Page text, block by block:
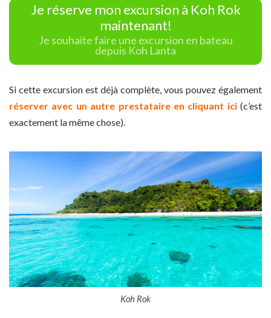
Je réserve mon excursion à Koh Rok
maintenant!
Je souhaite faire une excursion en bateau
depuis Koh Lanta
Si cette excursion est déjà complète, vous pouvez également
réserver avec un autre prestataire en cliquant ici(c’est
exactement la même chose).
Koh Rok